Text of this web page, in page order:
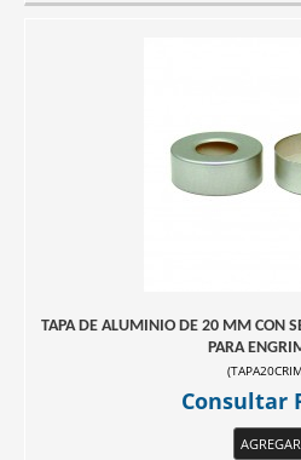
TAPA DE ALUMINIO DE 20 MM CON
PARA
(
Consultar
AGREGAR